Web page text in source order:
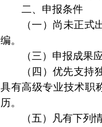
二、申报条件
（一）尚未正
编。
（三）申报成果
（四）优先支
具有高级专业技术职
历。
（五）凡有下列